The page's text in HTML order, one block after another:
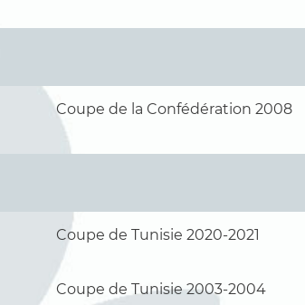
Coupe de la Confédération 2008
Coupe de Tunisie 2020-2021
Coupe de Tunisie 2003-2004